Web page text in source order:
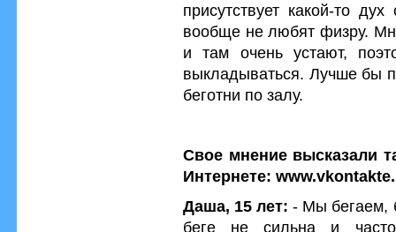
присутствует какой-то
вообще не любят физру.
и там очень устают,
выкладываться. Лучше бы
беготни по залу.
Свое мнение высказали
Интернете:
Даша, 15 лет: - Мы бегаем,
беге не сильна и